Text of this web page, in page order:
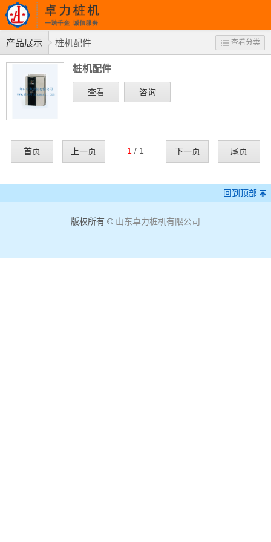
产品展示 桩机配件 查看分类
桩机配件
查看 咨询
首页 上一页 1 / 1 下一页 尾页
回到顶部
版权所有 © 山东卓力桩机有限公司